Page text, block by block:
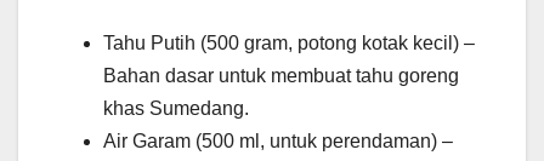
Tahu Putih (500 gram, potong kotak kecil) –
Bahan dasar untuk membuat tahu goreng
khas Sumedang.
Air Garam (500 ml, untuk perendaman) –